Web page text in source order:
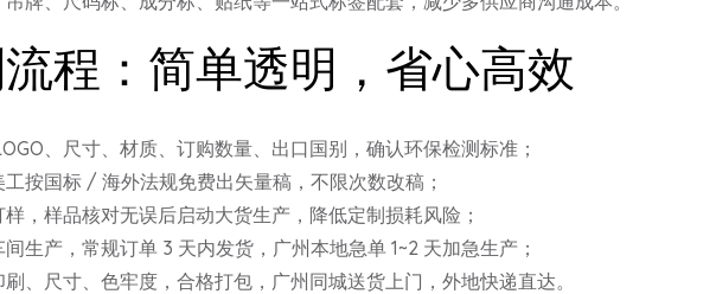
程：简单透明，省心高效
、尺寸、材质、订购数量、出口国别，确认环保检测标准；
工按国标 / 海外法规免费出矢量稿，不限次数改稿；
样，样品核对无误后启动大货生产，降低定制损耗风险；
生产，常规订单 3 天内发货，广州本地急单 1~2 天加急生产；
、尺寸、色牢度，合格打包，广州同城送货上门，外地快递直达。